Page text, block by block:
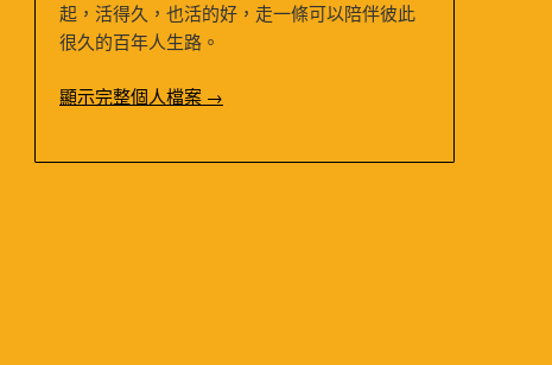
起，活得久，也活的好，走一條可以陪伴彼此
很久的百年人生路。
顯示完整個人檔案 →